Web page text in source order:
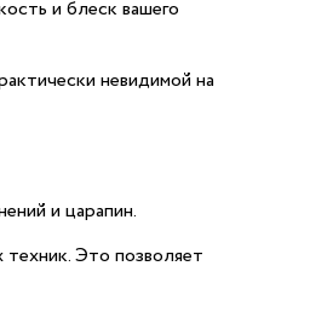
и блеск вашего
невидимой на
и царапин.
Это позволяет